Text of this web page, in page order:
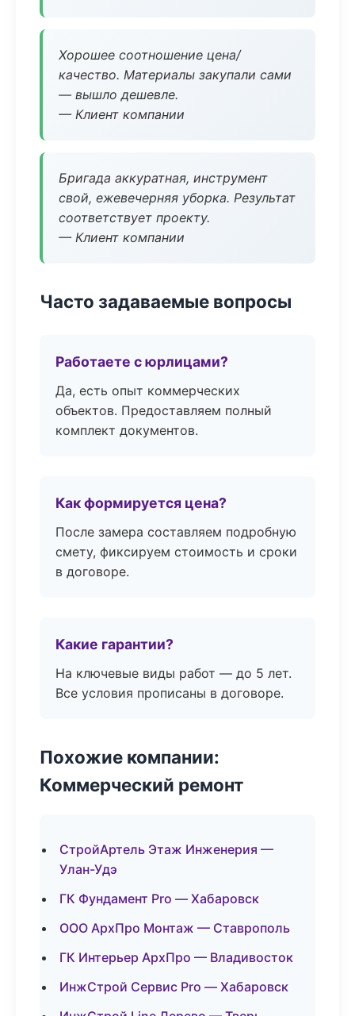
Хорошее соотношение цена/
качество. Материалы закупали сами
— вышло дешевле.
— Клиент компании
Бригада аккуратная, инструмент
свой, ежевечерняя уборка. Результат
соответствует проекту.
— Клиент компании
Часто задаваемые вопросы
Работаете с юрлицами?
Да, есть опыт коммерческих
объектов. Предоставляем полный
комплект документов.
Как формируется цена?
После замера составляем подробную
смету, фиксируем стоимость и сроки
в договоре.
Какие гарантии?
На ключевые виды работ — до 5 лет.
Все условия прописаны в договоре.
Похожие компании:
Коммерческий ремонт
СтройАртель Этаж Инженерия —
Улан-Удэ
ГК Фундамент Pro — Хабаровск
ООО АрхПро Монтаж — Ставрополь
ГК Интерьер АрхПро — Владивосток
ИнжСтрой Сервис Pro — Хабаровск